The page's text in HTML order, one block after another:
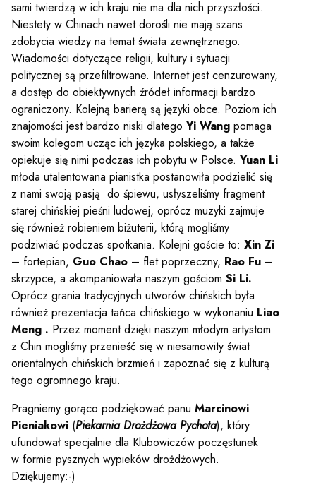
sami twierdzą w ich kraju nie ma dla nich przyszłości.
Niestety w Chinach nawet dorośli nie mają szans
zdobycia wiedzy na temat świata zewnętrznego.
Wiadomości dotyczące religii, kultury i sytuacji
politycznej są przefiltrowane. Internet jest cenzurowany,
a dostęp do obiektywnych źródeł informacji bardzo
ograniczony. Kolejną barierą są języki obce. Poziom ich
znajomości jest bardzo niski dlatego Yi Wang pomaga
swoim kolegom ucząc ich języka polskiego, a także
opiekuje się nimi podczas ich pobytu w Polsce. Yuan Li
młoda utalentowana pianistka postanowiła podzielić się
z nami swoją pasją do śpiewu, usłyszeliśmy fragment
starej chińskiej pieśni ludowej, oprócz muzyki zajmuje
się również robieniem biżuterii, którą mogliśmy
podziwiać podczas spotkania. Kolejni goście to: Xin Zi
– fortepian, Guo Chao – flet poprzeczny, Rao Fu –
skrzypce, a akompaniowała naszym gościom Si Li.
Oprócz grania tradycyjnych utworów chińskich była
również prezentacja tańca chińskiego w wykonaniu Liao
Meng . Przez moment dzięki naszym młodym artystom
z Chin mogliśmy przenieść się w niesamowity świat
orientalnych chińskich brzmień i zapoznać się z kulturą
tego ogromnego kraju.
Pragniemy gorąco podziękować panu Marcinowi
Pieniakowi (Piekarnia Drożdżowa Pychota), który
ufundował specjalnie dla Klubowiczów poczęstunek
w formie pysznych wypieków drożdżowych.
Dziękujemy:-)